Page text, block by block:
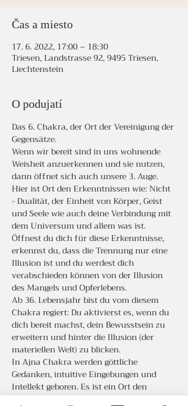
Čas a miesto
17. 6. 2022, 17:00 – 18:30
Triesen, Landstrasse 92, 9495 Triesen,
Liechtenstein
O podujatí
Das 6. Chakra, der Ort der Vereinigung der
Gegensätze.
Wenn wir bereit sind in uns wohnende
Weisheit anzuerkennen und sie nutzen,
dann öffnet sich auch unsere 3. Auge.
Hier ist Ort den Erkenntnissen wie: Nicht
- Dualität, der Einheit von Körper, Geist
und Seele wie auch deine Verbindung mit
dem Universum und allem was ist.
Öffnest du dich für diese Erkenntnisse,
erkennst du, dass die Trennung nur eine
Illusion ist und du werdest dich
verabschieden können von der Illusion
des Mangels und Opferlebens.
Ab 36. Lebensjahr bist du vom diesem
Chakra regiert: Du aktivierst es, wenn du
dich bereit machst, dein Bewusstsein zu
erweitern und hinter die Illusion (der
materiellen Welt) zu blicken.
In Ajna Chakra werden göttliche
Gedanken, intuitive Eingebungen und
Intellekt geboren. Es ist ein Ort den
spirituellen Fitness. Du stärkt dein 3.